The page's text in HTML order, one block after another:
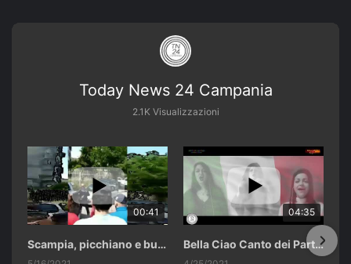
Today News 24 Campania
2.1K Visualizzazioni
00:41
Scampia, picchiano e buttano in un cassonetto un uomo accusato di abusi sui nipotini.
04:35
Bella Ciao Canto dei Partigiani 25 Aprile 2021 Soulshine Gospel Choir Riardo (CE)